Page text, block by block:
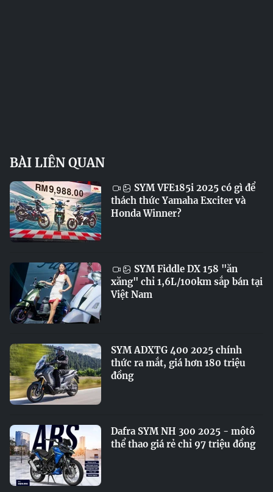
BÀI LIÊN QUAN
SYM VFE185i 2025 có gì để
thách thức Yamaha Exciter và
Honda Winner?
SYM Fiddle DX 158 "ăn
xăng" chỉ 1,6L/100km sắp bán tại
Việt Nam
SYM ADXTG 400 2025 chính
thức ra mắt, giá hơn 180 triệu
đồng
Dafra SYM NH 300 2025 - môtô
thể thao giá rẻ chỉ 97 triệu đồng